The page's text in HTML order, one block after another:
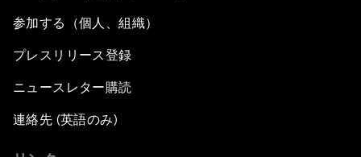
参加する（個人、組織）
プレスリリース登録
ニュースレター購読
連絡先 (英語のみ)